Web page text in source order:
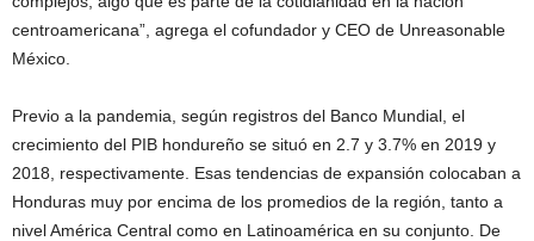
centroamericana”, agrega el cofundador y CEO de Unreasonable
México.
Previo a la pandemia, según registros del Banco Mundial, el
crecimiento del PIB hondureño se situó en 2.7 y 3.7% en 2019 y
2018, respectivamente. Esas tendencias de expansión colocaban a
Honduras muy por encima de los promedios de la región, tanto a
nivel América Central como en Latinoamérica en su conjunto. De